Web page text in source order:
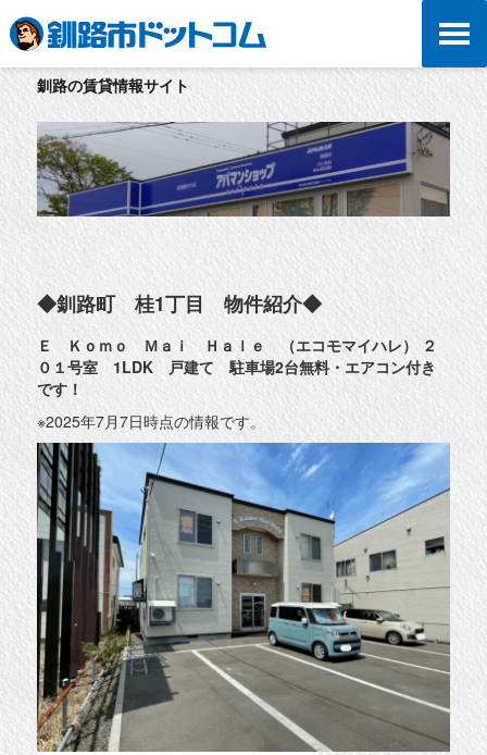
釧路の賃貸情報サイト
◆釧路町 桂1丁目 物件紹介◆
Ｅ Ｋｏｍｏ Ｍａｉ Ｈａｌｅ （エコモマイハレ） ２
０１号室 1LDK 戸建て 駐車場2台無料・エアコン付き
です！
※2025年7月7日時点の情報です。